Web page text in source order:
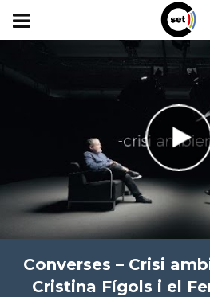
Converses – Crisi
Cristina Fígols i el